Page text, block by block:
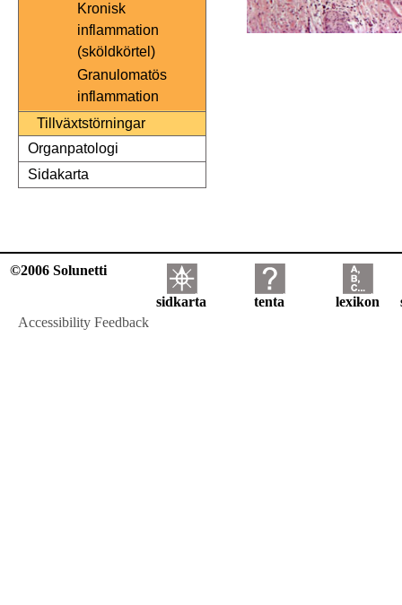
Kronisk
inflammation
(sköldkörtel)
Granulomatös
inflammation
Tillväxtstörningar
Organpatologi
Sidakarta
©2006 Solunetti
sidkarta tenta lexikon
Accessibility Feedback